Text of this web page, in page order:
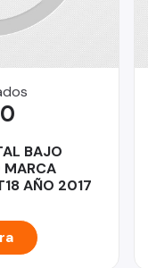
BAJO
MARCA
AÑO 2017